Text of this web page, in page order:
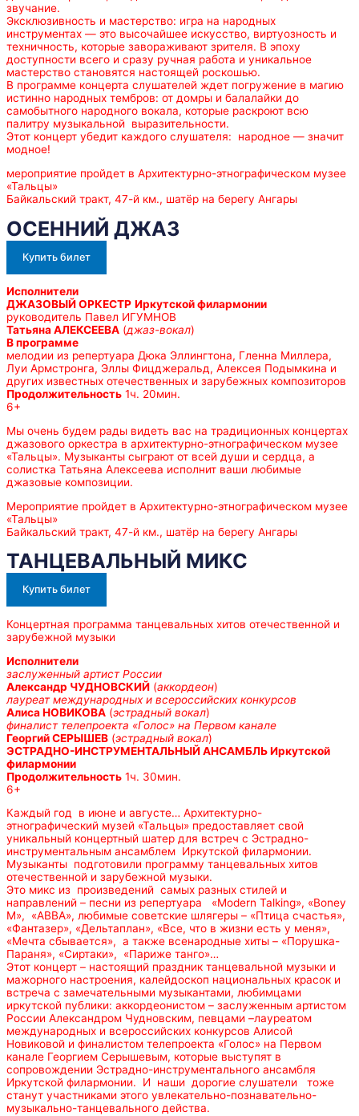
звучание.
Эксклюзивность и мастерство: игра на народных
инструментах — это высочайшее искусство, виртуозность и
техничность, которые завораживают зрителя. В эпоху
доступности всего и сразу ручная работа и уникальное
мастерство становятся настоящей роскошью.
В программе концерта слушателей ждет погружение в магию
истинно народных тембров: от домры и балалайки до
самобытного народного вокала, которые раскроют всю
палитру музыкальной выразительности.
Этот концерт убедит каждого слушателя: народное — значит
модное!
мероприятие пройдет в Архитектурно-этнографическом музее
«Тальцы»
Байкальский тракт, 47-й км., шатёр на берегу Ангары
ОСЕННИЙ ДЖАЗ
Купить билет
Исполнители
ДЖАЗОВЫЙ ОРКЕСТР Иркутской филармонии
руководитель Павел ИГУМНОВ
Татьяна АЛЕКСЕЕВА (джаз-вокал)
В программе
мелодии из репертуара Дюка Эллингтона, Гленна Миллера,
Луи Армстронга, Эллы Фицджеральд, Алексея Подымкина и
других известных отечественных и зарубежных композиторов
Продолжительность 1ч. 20мин.
6+
Мы очень будем рады видеть вас на традиционных концертах
джазового оркестра в архитектурно-этнографическом музее
«Тальцы». Музыканты сыграют от всей души и сердца, а
солистка Татьяна Алексеева исполнит ваши любимые
джазовые композиции.
Мероприятие пройдет в Архитектурно-этнографическом музее
«Тальцы»
Байкальский тракт, 47-й км., шатёр на берегу Ангары
ТАНЦЕВАЛЬНЫЙ МИКС
Купить билет
Концертная программа танцевальных хитов отечественной и
зарубежной музыки
Исполнители
заслуженный артист России
Александр ЧУДНОВСКИЙ (аккордеон)
лауреат международных и всероссийских конкурсов
Алиса НОВИКОВА (эстрадный вокал)
финалист телепроекта «Голос» на Первом канале
Георгий СЕРЫШЕВ (эстрадный вокал)
ЭСТРАДНО-ИНСТРУМЕНТАЛЬНЫЙ АНСАМБЛЬ Иркутской
филармонии
Продолжительность 1ч. 30мин.
6+
Каждый год в июне и августе… Архитектурно-
этнографический музей «Тальцы» предоставляет свой
уникальный концертный шатер для встреч с Эстрадно-
инструментальным ансамблем Иркутской филармонии.
Музыканты подготовили программу танцевальных хитов
отечественной и зарубежной музыки.
Это микс из произведений самых разных стилей и
направлений – песни из репертуара «Modern Talking», «Boney
M», «АВВА», любимые советские шлягеры – «Птица счастья»,
«Фантазер», «Дельтаплан», «Все, что в жизни есть у меня»,
«Мечта сбывается», а также всенародные хиты – «Порушка-
Параня», «Сиртаки», «Париже танго»…
Этот концерт – настоящий праздник танцевальной музыки и
мажорного настроения, калейдоскоп национальных красок и
встреча с замечательными музыкантами, любимцами
иркутской публики: аккордеонистом – заслуженным артистом
России Александром Чудновским, певцами –лауреатом
международных и всероссийских конкурсов Алисой
Новиковой и финалистом телепроекта «Голос» на Первом
канале Георгием Серышевым, которые выступят в
сопровождении Эстрадно-инструментального ансамбля
Иркутской филармонии. И наши дорогие слушатели тоже
станут участниками этого увлекательно-познавательно-
музыкально-танцевального действа.